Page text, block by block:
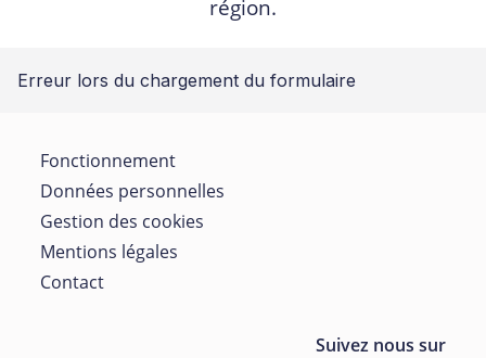
région.
Erreur lors du chargement du formulaire
Fonctionnement
Données personnelles
Gestion des cookies
Mentions légales
Contact
Suivez nous sur